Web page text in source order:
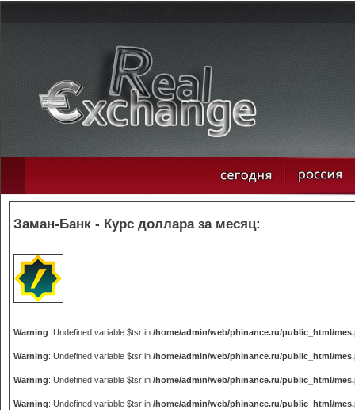
Заман-Банк - Курс доллара за месяц:
Warning: Undefined variable $tsr in /home/admin/web/phinance.ru/public_html/
Warning: Undefined variable $tsr in /home/admin/web/phinance.ru/public_html/
Warning: Undefined variable $tsr in /home/admin/web/phinance.ru/public_html/
Warning: Undefined variable $tsr in /home/admin/web/phinance.ru/public_html/